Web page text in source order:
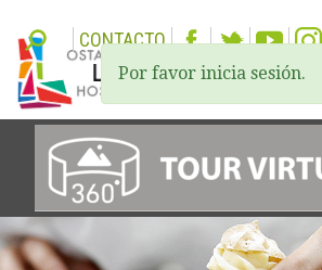
CONTACTO
Por favor inicia sesión.